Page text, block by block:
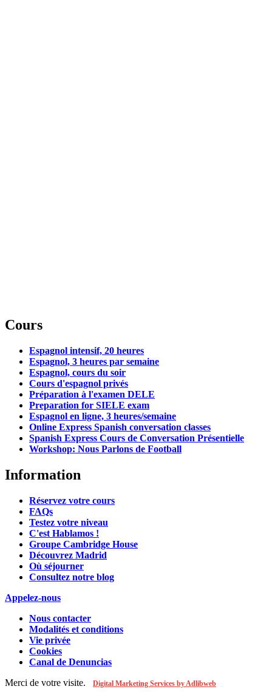
Cours
Espagnol intensif, 20 heures
Espagnol, 3 heures par semaine
Espagnol, cours du soir
Cours d'espagnol privés
Préparation à l'examen DELE
Preparation for SIELE exam
Espagnol en ligne, 3 heures/semaine
Online Express Spanish conversation classes
Spanish Express Cours de Conversation Présentielle
Workshop: Nous Parlons de Football
Information
Réservez votre cours
FAQs
Testez votre niveau
C'est Hablamos !
Groupe Cambridge House
Découvrez Madrid
Où séjourner
Consultez notre blog
Appelez-nous
Nous contacter
Modalités et conditions
Vie privée
Cookies
Canal de Denuncias
Merci de votre visite.
Digital Marketing Services by Adlibweb